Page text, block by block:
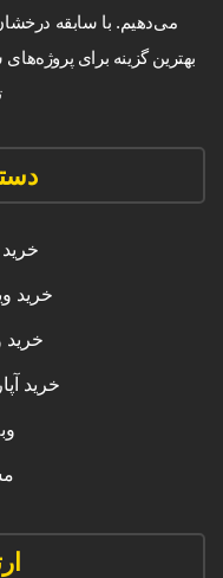
می‌دهیم. با سابقه
بهترین گزینه برای
خرید
خرید
خرید